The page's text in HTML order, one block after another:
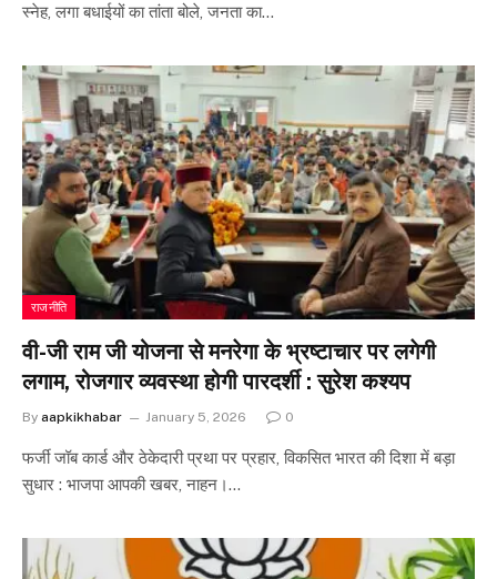
स्नेह, लगा बधाईयों का तांता बोले, जनता का…
राजनीति
वी-जी राम जी योजना से मनरेगा के भ्रष्टाचार पर लगेगी
लगाम, रोजगार व्यवस्था होगी पारदर्शी : सुरेश कश्यप
By aapkikhabar January 5, 2026 0
फर्जी जॉब कार्ड और ठेकेदारी प्रथा पर प्रहार, विकसित भारत की दिशा में बड़ा
सुधार : भाजपा आपकी खबर, नाहन।…